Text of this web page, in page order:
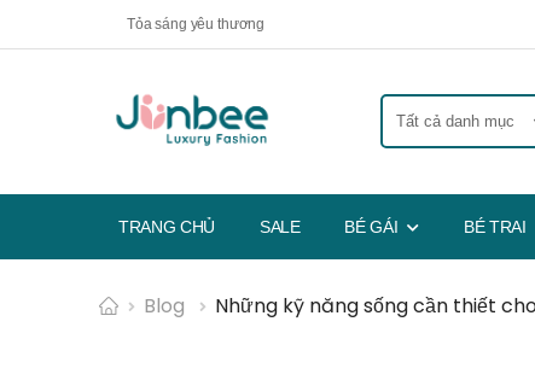
Tỏa sáng yêu thương
TRANG CHỦ SALE BÉ GÁI BÉ TRAI
Blog Những kỹ năng sống cần thiết